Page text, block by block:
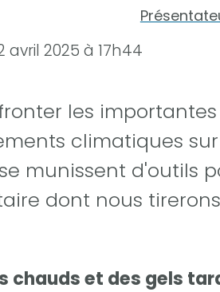
avril 2025 à 17h44
les
climatiques
munissent d'outils
dont nous
chauds et des gels